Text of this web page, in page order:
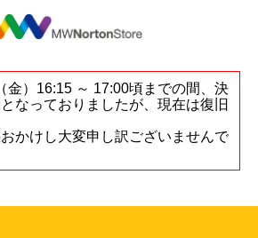
金）16:15 ～ 17:00頃までの間、決
なっておりましたが、現在は復旧
かけし大変申し訳ございませんで